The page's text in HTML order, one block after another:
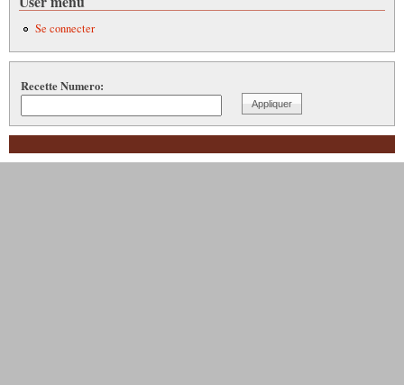
Se connecter
Recette Numero: